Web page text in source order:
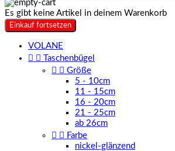
Es gibt keine Artikel in deinem Warenkorb
Einkauf fortsetzen
VOLANE
 
Taschenbügel
  Größe
5 - 10cm
11 - 15cm
16 - 20cm
21 - 25cm
ab 26cm
  Farbe
nickel-glänzend